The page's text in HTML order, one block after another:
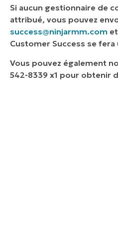
Si aucun gestionnaire de
attribué, vous pouvez
success@ninjarmm.com
Customer Success se
Vous pouvez également
542-8339 x1 pour obtenir